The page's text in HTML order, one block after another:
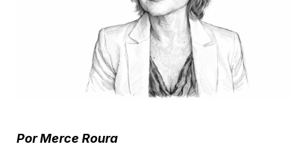
Por Merce Roura